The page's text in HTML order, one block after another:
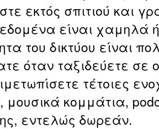
εκτός σπιτιού και
είναι χαμηλά
του δικτύου είναι
όταν ταξιδεύετε σε
τέτοιες
κομμάτια,
εντελώς δωρεάν.